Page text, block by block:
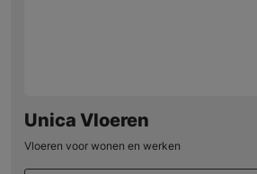
Unica Vloeren
Vloeren voor wonen en werken